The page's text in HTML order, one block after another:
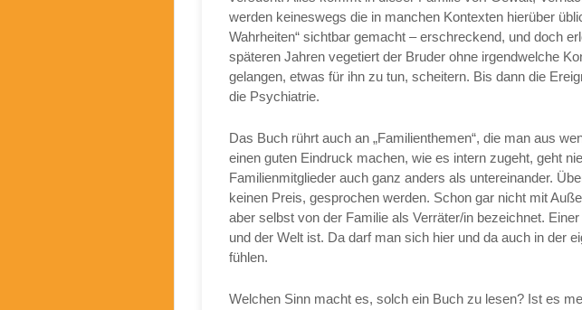
werden keineswegs die in manchen Kontexten hierüber
Wahrheiten“ sichtbar gemacht – erschreckend, und doch
späteren Jahren vegetiert der Bruder ohne irgendwelche
gelangen, etwas für ihn zu tun, scheitern. Bis dann die
die Psychiatrie.
Das Buch rührt auch an „Familienthemen“, die man aus
einen guten Eindruck machen, wie es intern zugeht, geht
Familienmitglieder auch ganz anders als untereinander.
keinen Preis, gesprochen werden. Schon gar nicht mit
aber selbst von der Familie als Verräter/in bezeichnet.
und der Welt ist. Da darf man sich hier und da auch in der
fühlen.
Welchen Sinn macht es, solch ein Buch zu lesen? Ist es